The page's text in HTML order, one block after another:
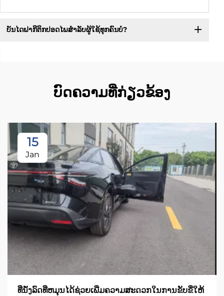
ບັນໄດຟາກີຕິກປອດໄພສຳລັບຜູ້ໃຊ້ທຸກຄົນບໍ?
ບົດຄວາມທີ່ກ່ຽວຂ້ອງ
15
Jan
ທີ່ນັ່ງລົດທີ່ຫມຸນໄດ້ຊ່ວຍເພີ່ມຄວາມສະດວກໃນການຂັບຂີ່ໃຫ້